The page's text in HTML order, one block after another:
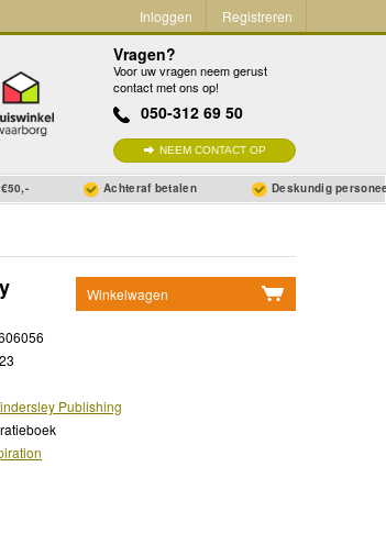
Inloggen Registreren
Vragen?
Voor uw vragen neem gerust
contact met ons op!
050-312 69 50
NEEM CONTACT OP
Achteraf betalen Deskundig
Winkelwagen
Publishing